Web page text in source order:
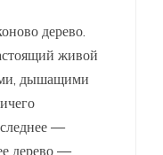
дерево.
живой
дышащими
—
дерево —